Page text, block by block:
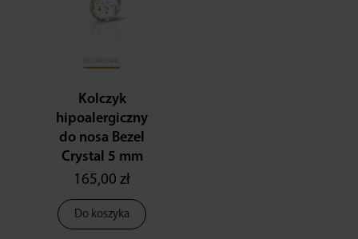
Kolczyk
hipoalergiczny
do nosa Bezel
Crystal 5 mm
165,00 zł
Do koszyka